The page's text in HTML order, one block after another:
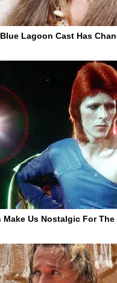
Lagoon Cast Has
Make Us Nostalgic For The